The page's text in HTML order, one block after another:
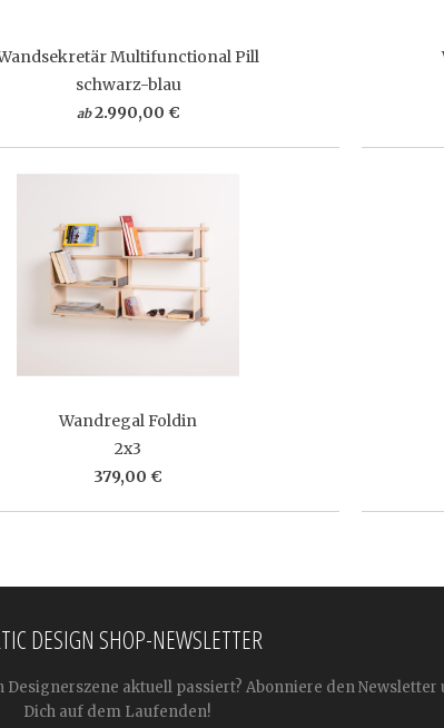
Multifunctional Pill
schwarz-blau
ab 2.990,00 €
Wandregal Foldin
2x3
379,00 €
DESIGN SHOP-NEWSLETTER
Designerszene aktuell passiert? Abonniere den Newsletter
Dich auf dem Laufenden!